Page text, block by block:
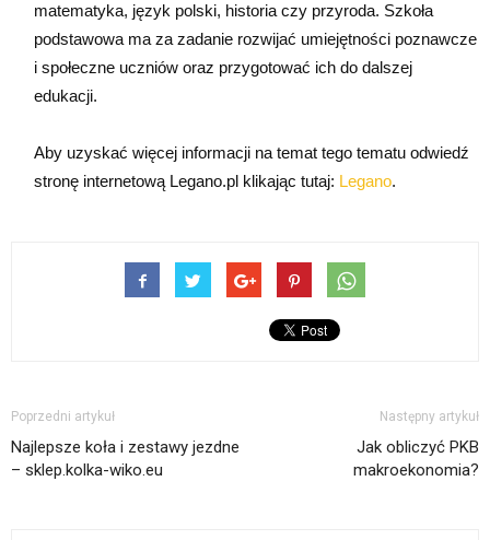
matematyka, język polski, historia czy przyroda. Szkoła
podstawowa ma za zadanie rozwijać umiejętności poznawcze
i społeczne uczniów oraz przygotować ich do dalszej
edukacji.
Aby uzyskać więcej informacji na temat tego tematu odwiedź
stronę internetową Legano.pl klikając tutaj: Legano.
Poprzedni artykuł
Najlepsze koła i zestawy jezdne
– sklep.kolka-wiko.eu
Następny artykuł
Jak obliczyć PKB
makroekonomia?